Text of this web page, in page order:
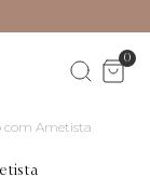
0
Ametista